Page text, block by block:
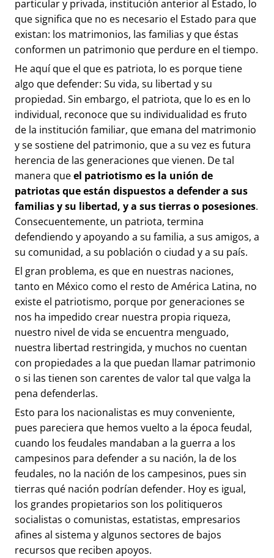
particular y privada, institución anterior al Estado, lo
que significa que no es necesario el Estado para que
existan: los matrimonios, las familias y que éstas
conformen un patrimonio que perdure en el tiempo.
He aquí que el que es patriota, lo es porque tiene
algo que defender: Su vida, su libertad y su
propiedad. Sin embargo, el patriota, que lo es en lo
individual, reconoce que su individualidad es fruto
de la institución familiar, que emana del matrimonio
y se sostiene del patrimonio, que a su vez es futura
herencia de las generaciones que vienen. De tal
manera queel patriotismo es la unión de
patriotas que están dispuestos a defender a sus
familias y su libertad, y a sus tierras o posesiones.
Consecuentemente, un patriota, termina
defendiendo y apoyando a su familia, a sus amigos, a
su comunidad, a su población o ciudad y a su país.
El gran problema, es que en nuestras naciones,
tanto en México como el resto de América Latina, no
existe el patriotismo, porque por generaciones se
nos ha impedido crear nuestra propia riqueza,
nuestro nivel de vida se encuentra menguado,
nuestra libertad restringida, y muchos no cuentan
con propiedades a la que puedan llamar patrimonio
o si las tienen son carentes de valor tal que valga la
pena defenderlas.
Esto para los nacionalistas es muy conveniente,
pues pareciera que hemos vuelto a la época feudal,
cuando los feudales mandaban a la guerra a los
campesinos para defender a su nación, la de los
feudales, no la nación de los campesinos, pues sin
tierras qué nación podrían defender. Hoy es igual,
los grandes propietarios son los politiqueros
socialistas o comunistas, estatistas, empresarios
afines al sistema y algunos sectores de bajos
recursos que reciben apoyos.